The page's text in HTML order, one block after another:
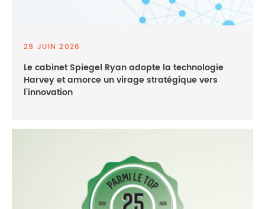
29 JUIN 2026
Le cabinet Spiegel Ryan adopte la technologie
Harvey et amorce un virage stratégique vers
l’innovation